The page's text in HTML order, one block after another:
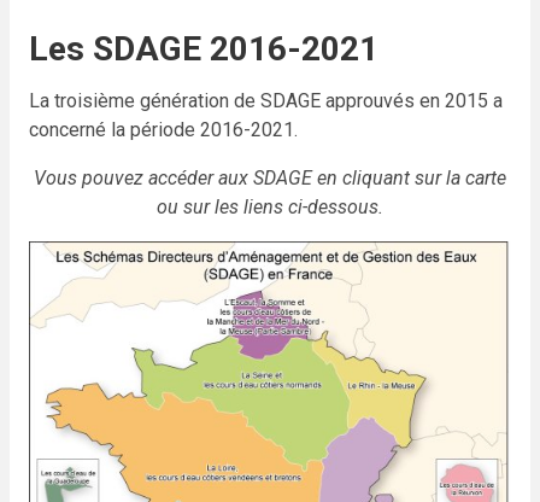
Les SDAGE 2016-2021
La troisième génération de SDAGE approuvés en 2015 a
concerné la période 2016-2021.
Vous pouvez accéder aux SDAGE en cliquant sur la carte
ou sur les liens ci-dessous.